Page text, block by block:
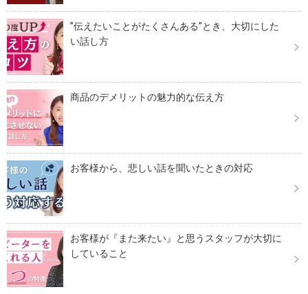
”伝えたいことがたくさんある”とき、大切にした
い話し方
商品のデメリットの魅力的な伝え方
お客様から、悲しい話を聞いたときの対応
お客様が『また来たい』と思うスタッフが大切に
していること